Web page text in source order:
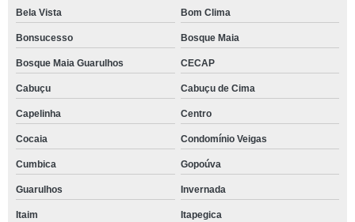
Bela Vista Bom Clima
Bonsucesso Bosque Maia
Bosque Maia Guarulhos CECAP
Cabuçu Cabuçu de Cima
Capelinha Centro
Cocaia Condomínio Veigas
Cumbica Gopoúva
Guarulhos Invernada
Itaim Itapegica